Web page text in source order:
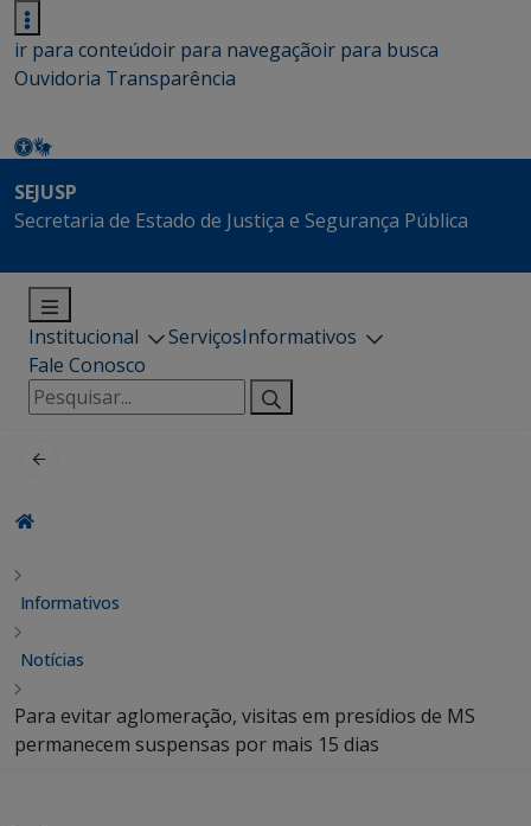
ir para conteúdoir para navegaçãoir para busca
Ouvidoria Transparência
SEJUSP
Secretaria de Estado de Justiça e Segurança Pública
Institucional ServiçosInformativos
Fale Conosco
Pesquisar
por:
Informativos
Notícias
Para evitar aglomeração, visitas em presídios de MS
permanecem suspensas por mais 15 dias